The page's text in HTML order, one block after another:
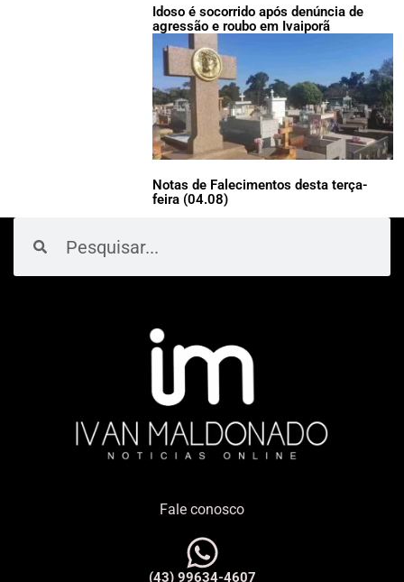
Idoso é socorrido após denúncia de
agressão e roubo em Ivaiporã
Notas de Falecimentos desta terça-
feira (04.08)
Fale conosco
(43) 99634-4607